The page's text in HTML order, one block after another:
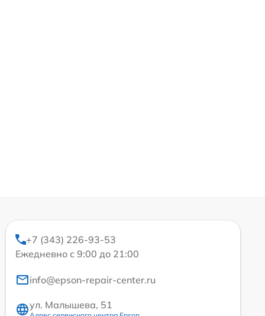
+7 (343) 226-93-53
Ежедневно с 9:00 до 21:00
info@epson-repair-center.ru
ул. Малышева, 51